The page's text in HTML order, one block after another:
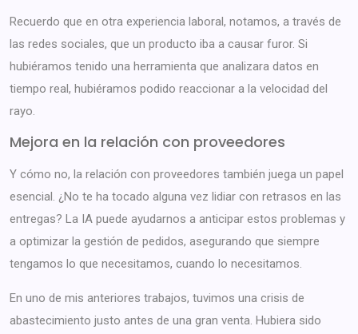
Recuerdo que en otra experiencia laboral, notamos, a través de
las redes sociales, que un producto iba a causar furor. Si
hubiéramos tenido una herramienta que analizara datos en
tiempo real, hubiéramos podido reaccionar a la velocidad del
rayo.
Mejora en la relación con proveedores
Y cómo no, la relación con proveedores también juega un papel
esencial. ¿No te ha tocado alguna vez lidiar con retrasos en las
entregas? La IA puede ayudarnos a anticipar estos problemas y
a optimizar la gestión de pedidos, asegurando que siempre
tengamos lo que necesitamos, cuando lo necesitamos.
En uno de mis anteriores trabajos, tuvimos una crisis de
abastecimiento justo antes de una gran venta. Hubiera sido